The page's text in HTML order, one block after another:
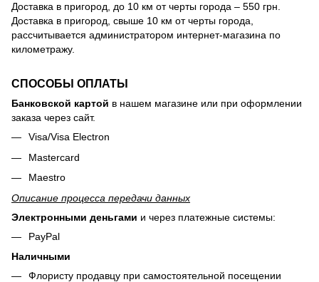
Доставка в пригород, до 10 км от черты города – 550 грн.
Доставка в пригород, свыше 10 км от черты города,
рассчитывается администратором интернет-магазина по
километражу.
СПОСОБЫ ОПЛАТЫ
Банковской картой в нашем магазине или при оформлении
заказа через сайт.
Visa/Visa Electron
Mastercard
Maestro
Описание процесса передачи данных
Электронными деньгами и через платежные системы:
PayPal
Наличными
Флористу продавцу при самостоятельной посещении